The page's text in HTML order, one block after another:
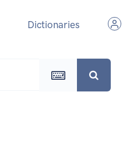
Dictionaries